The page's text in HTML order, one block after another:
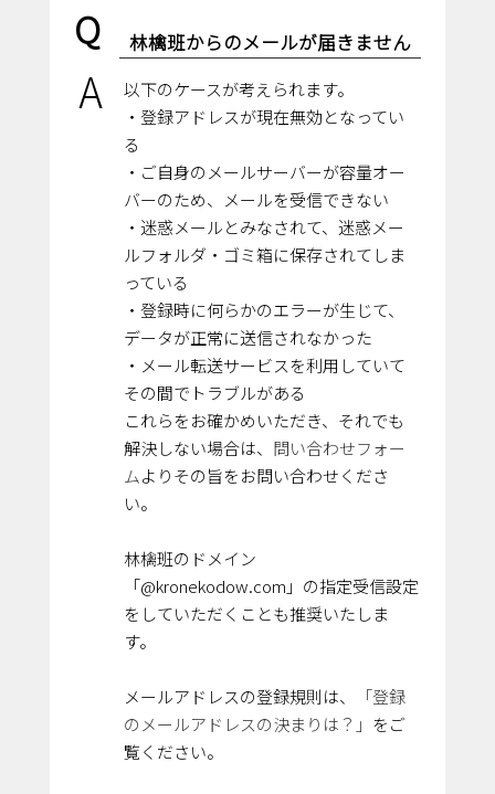
Q 林檎班からのメールが届きません
A
以下のケースが考えられます。
・登録アドレスが現在無効となってい
る
・ご自身のメールサーバーが容量オー
バーのため、メールを受信できない
・迷惑メールとみなされて、迷惑メー
ルフォルダ・ゴミ箱に保存されてしま
っている
・登録時に何らかのエラーが生じて、
データが正常に送信されなかった
・メール転送サービスを利用していて
その間でトラブルがある
これらをお確かめいただき、それでも
解決しない場合は、 問い合わせフォー
ムよりその旨をお問い合わせくださ
い。
林檎班のドメイン
「@kronekodow.com」の指定受信設定
をしていただくことも推奨いたしま
す。
メールアドレスの登録規則は、
「登録
のメールアドレスの決まりは？」 をご
覧ください。